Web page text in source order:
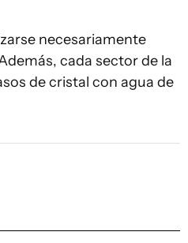
necesariamente
cada sector de la
de cristal con agua de